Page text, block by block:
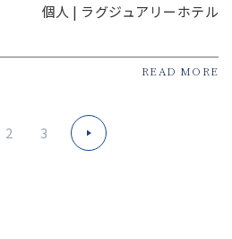
個人 | ラグジュアリーホテル
READ MORE
2 3